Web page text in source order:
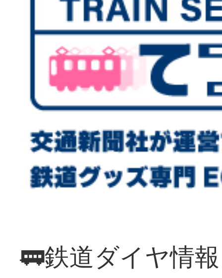
🚃鉄道ダイヤ情